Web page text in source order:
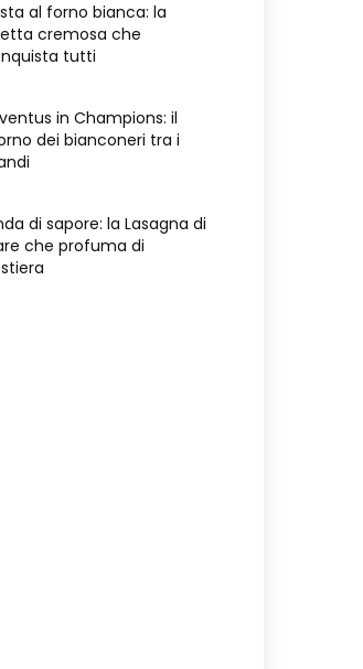
al forno bianca: la
cremosa che
tutti
in Champions: il
dei bianconeri tra i
di sapore: la Lasagna di
che profuma di